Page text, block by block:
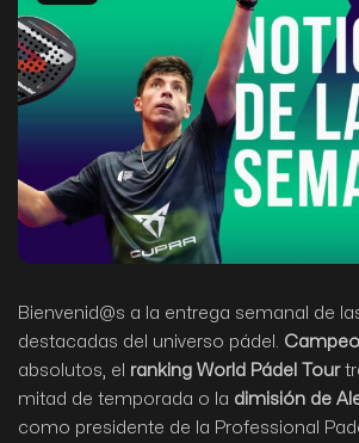
Bienvenid@s a la entrega semanal de
destacadas del universo pádel.
absolutos, el ranking World Pádel Tour
mitad de temporada o la dimisión de
como presidente de la Professional